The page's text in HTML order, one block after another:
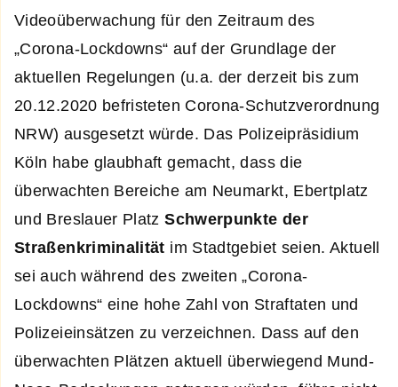
Videoüberwachung für den Zeitraum des
„Corona-Lockdowns“ auf der Grundlage der
aktuellen Regelungen (u.a. der derzeit bis zum
20.12.2020 befristeten Corona-Schutzverordnung
NRW) ausgesetzt würde. Das Polizeipräsidium
Köln habe glaubhaft gemacht, dass die
überwachten Bereiche am Neumarkt, Ebertplatz
und Breslauer PlatzSchwerpunkte der
Straßenkriminalität im Stadtgebiet seien. Aktuell
sei auch während des zweiten „Corona-
Lockdowns“ eine hohe Zahl von Straftaten und
Polizeieinsätzen zu verzeichnen. Dass auf den
überwachten Plätzen aktuell überwiegend Mund-